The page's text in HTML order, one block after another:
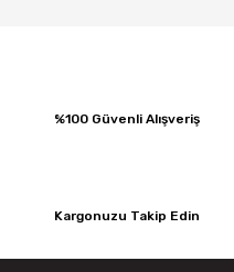
%100 Güvenli Alışveriş
Kargonuzu Takip Edin